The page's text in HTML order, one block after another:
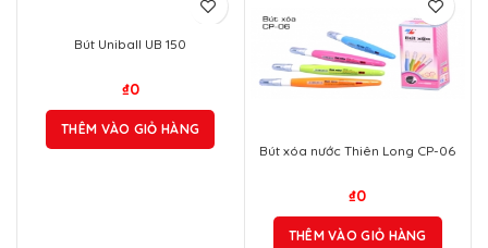
Bút Uniball UB 150
₫0
THÊM VÀO GIỎ HÀNG
Bút xóa nước Thiên Long CP-06
₫0
THÊM VÀO GIỎ HÀNG